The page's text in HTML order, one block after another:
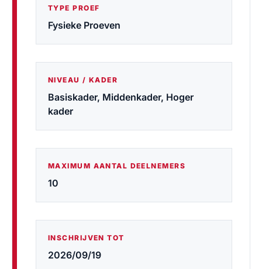
TYPE PROEF
Fysieke Proeven
NIVEAU / KADER
Basiskader, Middenkader, Hoger
kader
MAXIMUM AANTAL DEELNEMERS
10
INSCHRIJVEN TOT
2026/09/19